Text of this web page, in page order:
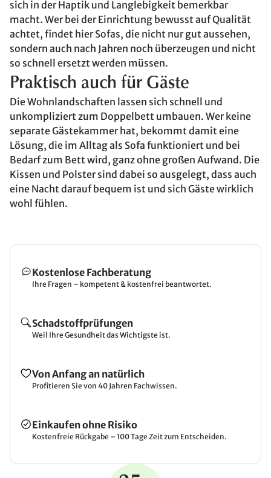
sich in der Haptik und Langlebigkeit bemerkbar
macht. Wer bei der Einrichtung bewusst auf Qualität
achtet, findet hier Sofas, die nicht nur gut aussehen,
sondern auch nach Jahren noch überzeugen und nicht
so schnell ersetzt werden müssen.
Praktisch auch für Gäste
Die Wohnlandschaften lassen sich schnell und
unkompliziert zum Doppelbett umbauen. Wer keine
separate Gästekammer hat, bekommt damit eine
Lösung, die im Alltag als Sofa funktioniert und bei
Bedarf zum Bett wird, ganz ohne großen Aufwand. Die
Kissen und Polster sind dabei so ausgelegt, dass auch
eine Nacht darauf bequem ist und sich Gäste wirklich
wohl fühlen.
Kostenlose Fachberatung
Ihre Fragen – kompetent & kostenfrei beantwortet.
Schadstoffprüfungen
Weil Ihre Gesundheit das Wichtigste ist.
Von Anfang an natürlich
Profitieren Sie von 40 Jahren Fachwissen.
Einkaufen ohne Risiko
Kostenfreie Rückgabe – 100 Tage Zeit zum Entscheiden.